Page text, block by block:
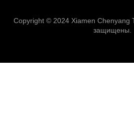
Copyright © 2024 Xiamen Chenyang
защищены.